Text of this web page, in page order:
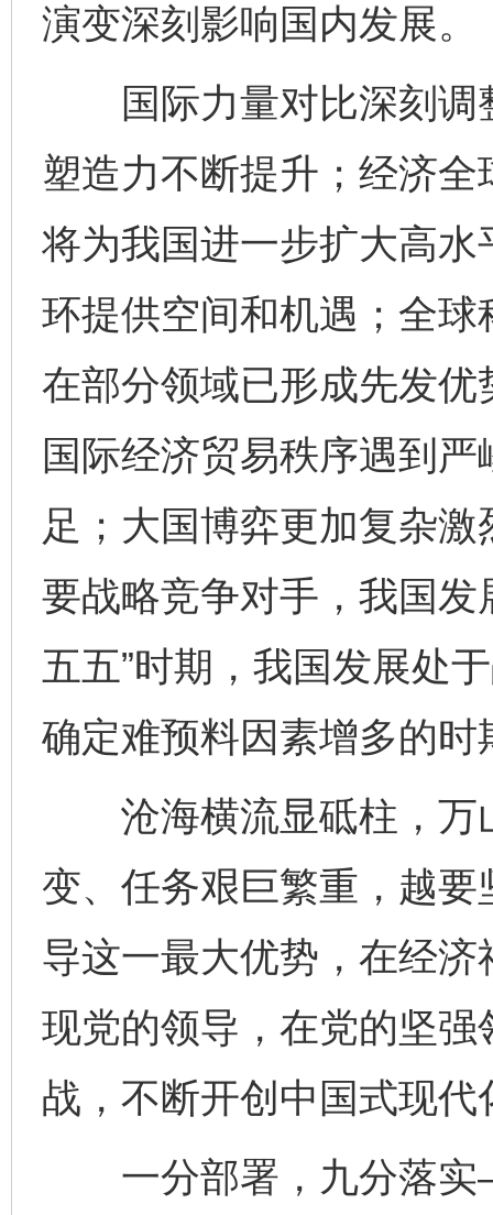
演变深刻影响国内发展。
国际力量对比深刻调
塑造力不断提升；经济
将为我国进一步扩大高
环提供空间和机遇；全
在部分领域已形成先发
国际经济贸易秩序遇到
足；大国博弈更加复杂
要战略竞争对手，我国
五五”时期，我国发展处
确定难预料因素增多的时
沧海横流显砥柱，万
变、任务艰巨繁重，越
导这一最大优势，在经
现党的领导，在党的坚
战，不断开创中国式现代
一分部署，九分落